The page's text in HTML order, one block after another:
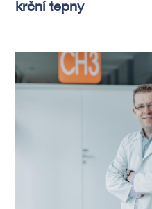
krční tepny